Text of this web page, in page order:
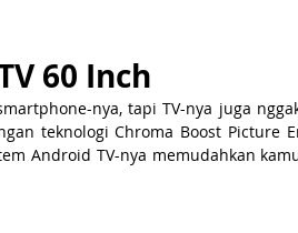
60 Inch
nya, tapi TV-nya juga
teknologi Chroma Boost Picture
Android TV-nya memudahkan